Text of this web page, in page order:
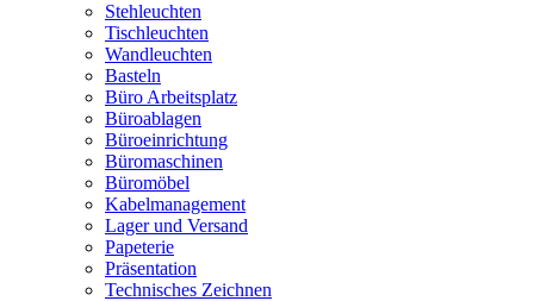
Stehleuchten
Tischleuchten
Wandleuchten
Basteln
Büro Arbeitsplatz
Büroablagen
Büroeinrichtung
Büromaschinen
Büromöbel
Kabelmanagement
Lager und Versand
Papeterie
Präsentation
Technisches Zeichnen